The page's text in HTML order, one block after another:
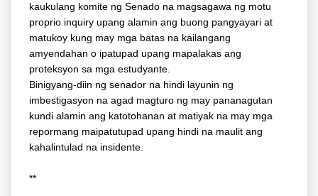
kaukulang komite ng Senado na magsagawa ng motu
proprio inquiry upang alamin ang buong pangyayari at
matukoy kung may mga batas na kailangang
amyendahan o ipatupad upang mapalakas ang
proteksyon sa mga estudyante.
Binigyang-diin ng senador na hindi layunin ng
imbestigasyon na agad magturo ng may pananagutan
kundi alamin ang katotohanan at matiyak na may mga
repormang maipatutupad upang hindi na maulit ang
kahalintulad na insidente.
**